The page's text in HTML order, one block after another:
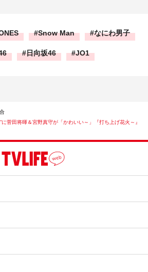
Snow Man なにわ男子
日向坂46 JO1
に菅田将暉＆宮野真守が「かわいい～」『打ち上げ花火～』